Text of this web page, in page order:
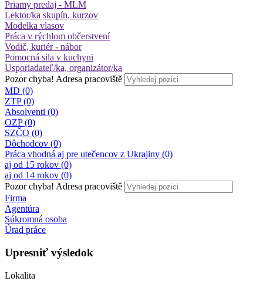
Priamy predaj - MLM
Lektor/ka skupín, kurzov
Modelka vlasov
Práca v rýchlom občerstvení
Vodič, kuriér - nábor
Pomocná sila v kuchyni
Usporiadateľ/ka, organizátor/ka
Pozor chyba! Adresa pracoviště
MD (0)
ZTP (0)
Absolventi (0)
OZP (0)
SZČO (0)
Dôchodcov (0)
Práca vhodná aj pre utečencov z Ukrajiny (0)
aj od 15 rokov (0)
aj od 14 rokov (0)
Pozor chyba! Adresa pracoviště
Firma
Agentúra
Súkromná osoba
Úrad práce
Upresniť výsledok
Lokalita